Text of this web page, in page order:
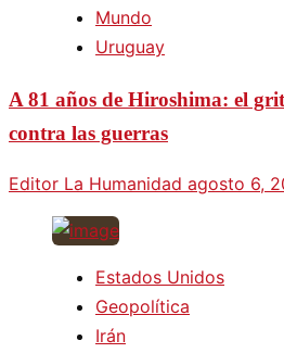
Mundo
Uruguay
A 81 años de Hiroshima: el
contra las guerras
Editor La Humanidad agosto 6,
Estados Unidos
Geopolítica
Irán